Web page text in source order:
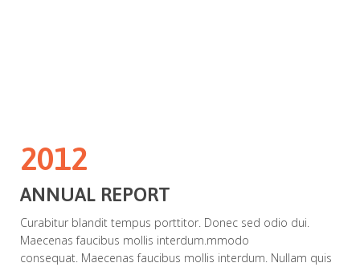
2012
ANNUAL REPORT
Curabitur blandit tempus porttitor. Donec sed odio dui.
Maecenas faucibus mollis interdum.mmodo
consequat. Maecenas faucibus mollis interdum. Nullam quis